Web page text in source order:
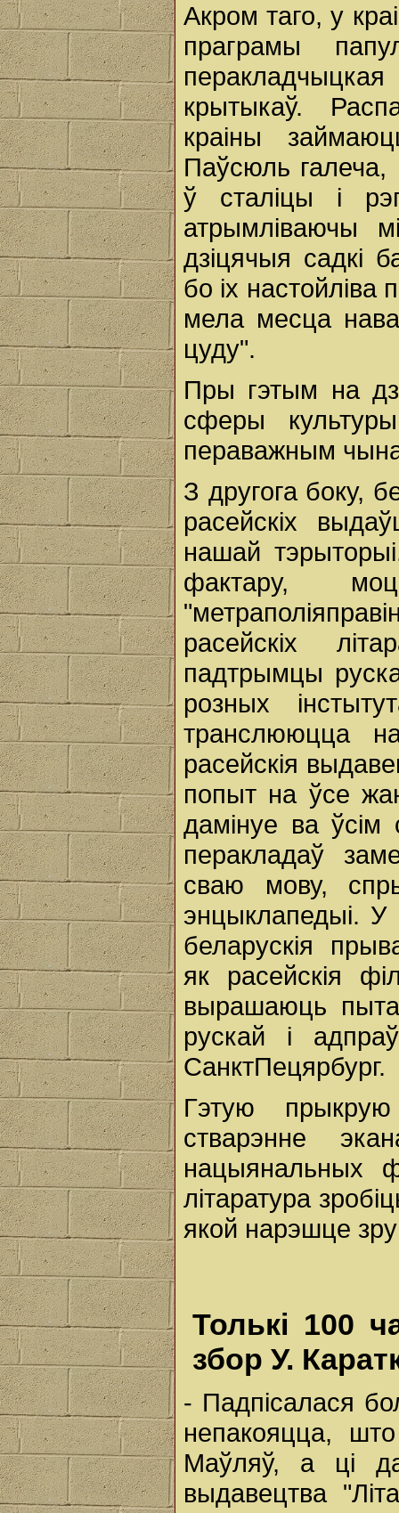
Акром таго, у
праграмы
крытыкаў.
краіны
Паўсюль галеча,
ў сталіцы і
атрымліваючы
дзіцячыя садкі
бо іх настойліва
мела месца
цуду".
Пры гэтым на
сферы
пераважным
З другога боку,
расейскіх
нашай
фактару,
расейскіх
падтрымцы
розных
транслююцца
расейскія
попыт на ўсе
дамінуе ва
перакладаў
сваю мову,
энцыклапедыі. У
беларускія
як расейскія
вырашаюць
рускай і
СанктПецярбург.
Гэтую
стварэнне
нацыянальных
літаратура
якой нарэшце
Толькі 100
збор У.
- Падпісалася
непакояцца,
Маўляў, а ці
выдавецтва